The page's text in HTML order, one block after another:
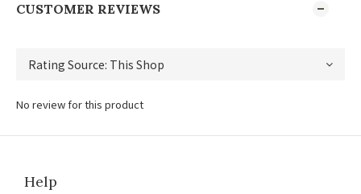
CUSTOMER REVIEWS
No review for this product
Help